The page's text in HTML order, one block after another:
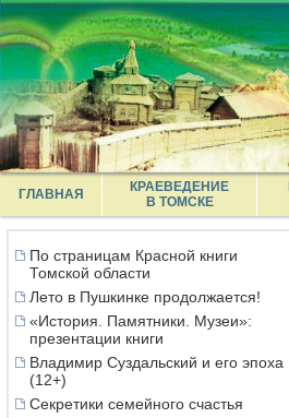
ГЛАВНАЯ
КРАЕВЕДЕНИЕ
В ТОМСКЕ
По страницам Красной книги
Томской области
Лето в Пушкинке продолжается!
«История. Памятники. Музеи»:
презентации книги
Владимир Суздальский и его эпоха
(12+)
Секретики семейного счастья